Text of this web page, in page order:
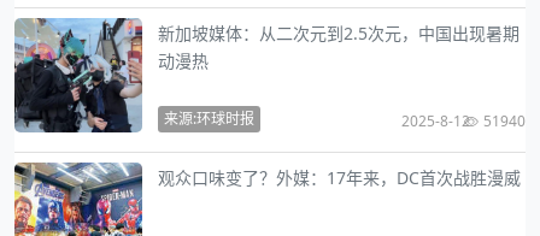
新加坡媒体：从二次元到2.5次元，中国出现暑期
动漫热
来源:环球时报 2025-8-12 51940
观众口味变了？外媒：17年来，DC首次战胜漫威